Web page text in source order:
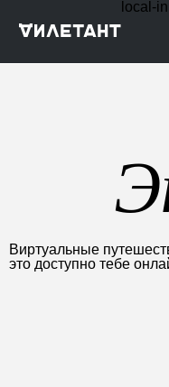
local-
Виртуальные
это доступно тебе